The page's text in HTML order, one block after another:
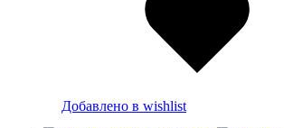
Добавлено в wishlist